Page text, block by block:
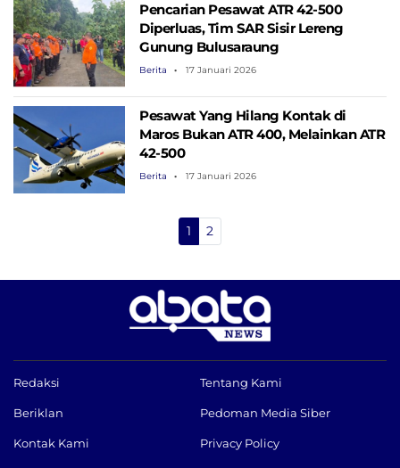
Pencarian Pesawat ATR 42-500
Diperluas, Tim SAR Sisir Lereng
Gunung Bulusaraung
Berita 17 Januari 2026
Pesawat Yang Hilang Kontak di
Maros Bukan ATR 400, Melainkan ATR
42-500
Berita 17 Januari 2026
1 2
Redaksi Tentang Kami
Beriklan Pedoman Media Siber
Kontak Kami Privacy Policy